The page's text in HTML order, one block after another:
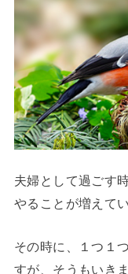
夫婦として過ごす
やることが増えて
その時に、１つ１
すが、そうもいき